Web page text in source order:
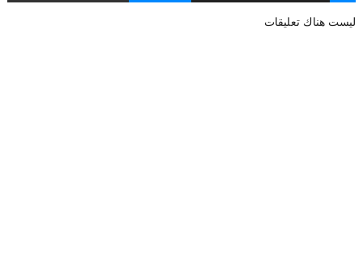
ليست هناك تعليقات